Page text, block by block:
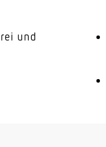
und